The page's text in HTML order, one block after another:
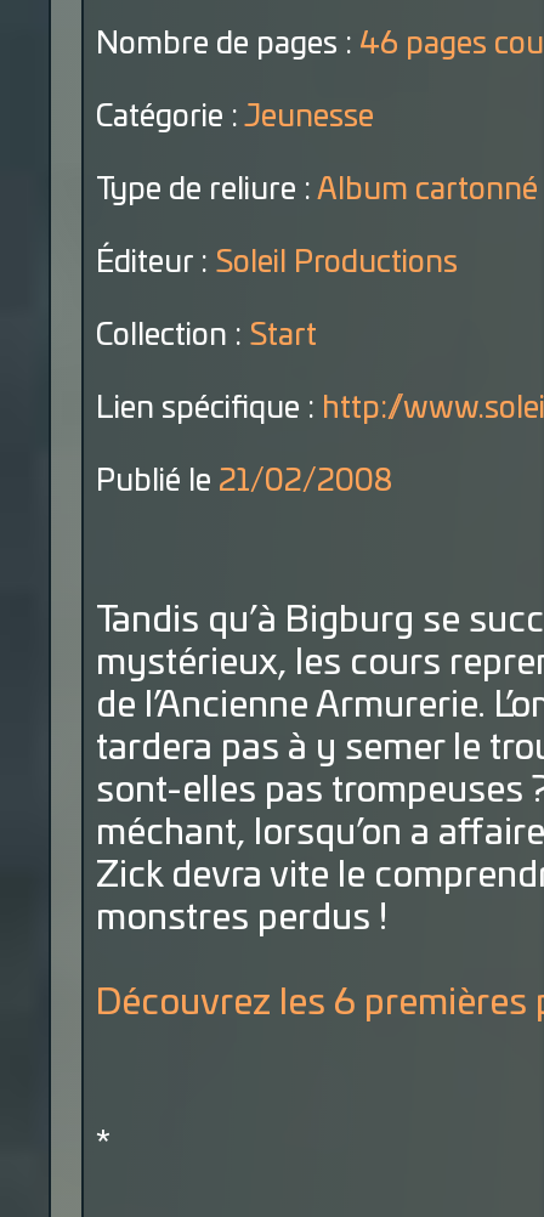
Nombre de pages : 46 pages
Catégorie : Jeunesse
Type de reliure : Album cartonné
Éditeur : Soleil Productions
Collection : Start
Lien spécifique : http://
Publié le 21/02/2008
Tandis qu’à Bigburg se
mystérieux, les cours
de l’Ancienne Armurerie.
tardera pas à y semer le
sont-elles pas trompeuses
méchant, lorsqu’on a
Zick devra vite le
monstres perdus !
Découvrez les 6 premières
*